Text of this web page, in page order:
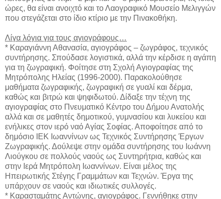
ώρες, θα είναι ανοιχτό και το Λαογραφικό Μουσείο Μελιγγών
που στεγάζεται στο ίδιο κτίριο με την Πινακοθήκη.
Λίγα λόγια για τους αγιογράφους…
* Καραγιάννη Αθανασία, αγιογράφος – ζωγράφος, τεχνικός
συντήρησης. Σπούδασε λογιστικά, αλλά την κέρδισε η αγάπη
για τη ζωγραφική. Φοίτησε στη Σχολή Αγιογραφίας της
Μητρόπολης Ηλείας (1996-2000). Παρακολούθησε
μαθήματα ζωγραφικής, ζωγραφική σε γυαλί και δέρμα,
καθώς και βιτρώ και ψηφιδωτού. Δίδαξε την τέχνη της
αγιογραφίας στο Πνευματικό Κέντρο του Δήμου Ανατολής
αλλά και σε μαθητές δημοτικού, γυμνασίου και λυκείου και
ενήλικες στον ιερό ναό Αγίας Σοφίας. Αποφοίτησε από το
δημόσιο ΙΕΚ Ιωαννίνων ως Τεχνικός Συντήρησης Έργων
Ζωγραφικής. Δούλεψε στην ομάδα συντήρησης του Ιωάννη
Λιούγκου σε πολλούς ναούς ως Συντηρήτρια, καθώς και
στην Ιερά Μητρόπολη Ιωαννίνων. Είναι μέλος της
Ηπειρωτικής Στέγης Γραμμάτων και Τεχνών. Έργα της
υπάρχουν σε ναούς και ιδιωτικές συλλογές.
* Καρασταμάτης Αντώνης, αγιογράφος. Γεννήθηκε στην